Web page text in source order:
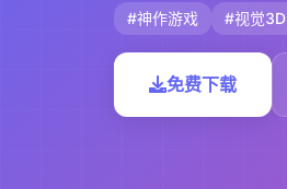
#神作游戏 #视觉3D
免费下载